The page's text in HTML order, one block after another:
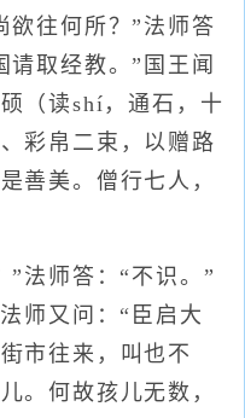
欲往何所？”法师答
请取经教。”国王闻
（读shí，通石，十
彩帛二束，以赠路
善美。僧行七人，
师答：“不识。”
师又问：“臣启大
市往来，叫也不
。何故孩儿无数，